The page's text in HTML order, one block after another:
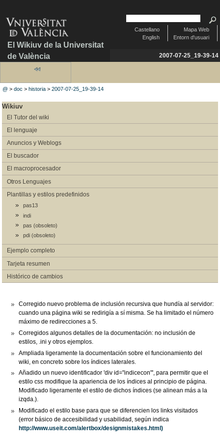
El Wikiuv de la Universitat
de València
Mapa Web
Entorn d'usuari
Castellano
English
2007-07-25_19-39-14
@ >doc >historia >2007-07-25_19-39-14
Wikiuv
El Tutor del wiki
El lenguaje
Anuncios y Weblogs
El buscador
El macroprocesador
Otros Lenguajes
Plantillas y estilos predefinidos
pas13
indi
pas (obsoleto)
pdi (obsoleto)
Ejemplo completo
Tarjeta resumen
Histórico de cambios
Corregido nuevo problema de inclusión recursiva que hundía al servidor:
cuando una página wiki se redirigía a sí misma. Se ha limitado el número
máximo de redirecciones a 5.
Corregidos algunos detalles de la documentación: no inclusión de
estilos, .ini y otros ejemplos.
Ampliada ligeramente la documentación sobre el funcionamiento del
wiki, en concreto sobre los índices laterales.
Añadido un nuevo identificador 'div id="indicecon"', para permitir que el
estilo css modifique la apariencia de los índices al principio de página.
Modificado ligeramente el estilo de dichos índices (se alinean más a la
izqda.).
Modificado el estilo base para que se diferencien los links visitados
(error básico de accesibilidad y usabilidad, según indica
http://www.useit.com/alertbox/designmistakes.html)